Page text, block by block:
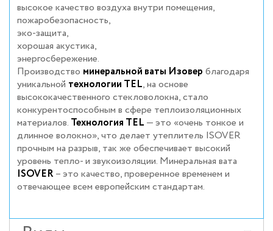
высокое качество воздуха внутри помещения,
пожаробезопасность,
эко-защита,
хорошая акустика,
энергосбережение.
Производство минеральной ваты Изовер благодаря
уникальной технологии TEL, на основе
высококачественного стекловолокна, стало
конкурентоспособным в сфере теплоизоляционных
материалов. Технология TEL — это «очень тонкое и
длинное волокно», что делает утеплитель ISOVER
прочным на разрыв, так же обеспечивает высокий
уровень тепло- и звукоизоляции. Минеральная вата
ISOVER– это качество, проверенное временем и
отвечающее всем европейским стандартам.